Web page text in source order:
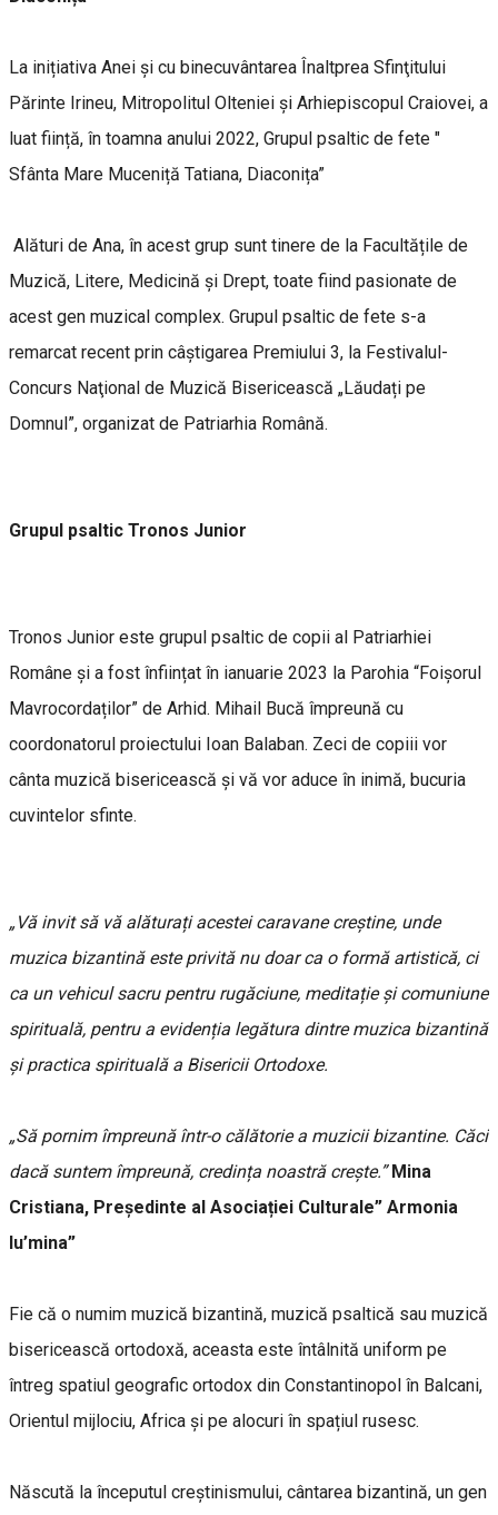
La inițiativa Anei și cu binecuvântarea Înaltprea Sfinţitului
Părinte Irineu, Mitropolitul Olteniei și Arhiepiscopul Craiovei, a
luat ființă, în toamna anului 2022, Grupul psaltic de fete "
Sfânta Mare Muceniță Tatiana, Diaconița”
Alături de Ana, în acest grup sunt tinere de la Facultățile de
Muzică, Litere, Medicină și Drept, toate fiind pasionate de
acest gen muzical complex. Grupul psaltic de fete s-a
remarcat recent prin câștigarea Premiului 3, la Festivalul-
Concurs Naţional de Muzică Bisericească „Lăudați pe
Domnul”, organizat de Patriarhia Română.
Grupul psaltic Tronos Junior
Tronos Junior este grupul psaltic de copii al Patriarhiei
Române și a fost înființat în ianuarie 2023 la Parohia “Foișorul
Mavrocordaților” de Arhid. Mihail Bucă împreună cu
coordonatorul proiectului Ioan Balaban. Zeci de copiii vor
cânta muzică bisericească și vă vor aduce în inimă, bucuria
cuvintelor sfinte.
„Vă invit să vă alăturați acestei caravane creștine, unde
muzica bizantină este privită nu doar ca o formă artistică, ci
ca un vehicul sacru pentru rugăciune, meditație și comuniune
spirituală, pentru a evidenția legătura dintre muzica bizantină
și practica spirituală a Bisericii Ortodoxe.
„Să pornim împreună într-o călătorie a muzicii bizantine. Căci
dacă suntem împreună, credința noastră crește.” Mina
Cristiana, Președinte al Asociației Culturale” Armonia
lu’mina”
Fie că o numim muzică bizantină, muzică psaltică sau muzică
bisericească ortodoxă, aceasta este întâlnită uniform pe
întreg spatiul geografic ortodox din Constantinopol în Balcani,
Orientul mijlociu, Africa și pe alocuri în spațiul rusesc.
Născută la începutul creştinismului, cântarea bizantină, un gen